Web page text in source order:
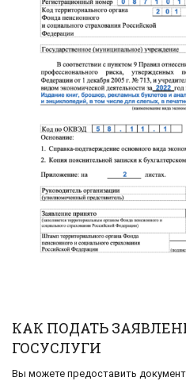
КАК ПОДАТЬ
ГОСУСЛУГИ
Вы можете предоставить